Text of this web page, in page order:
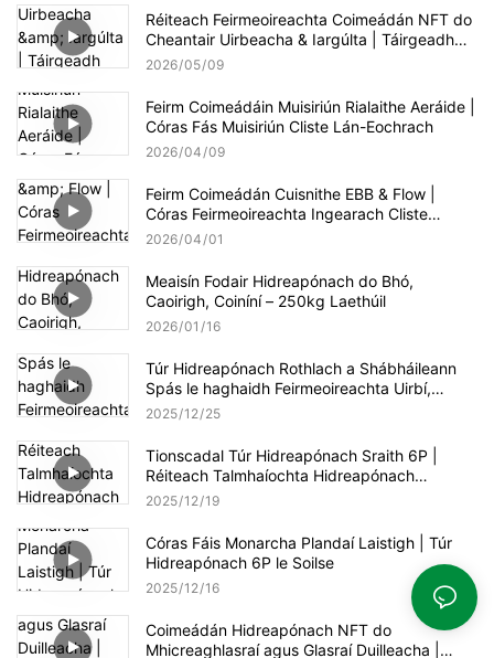
Cothaitheach
Réiteach Feirmeoireachta Coimeádán NFT do
Cheantair Uirbeacha & Iargúlta | Táirgeadh
Cliste Glasraí Duilleacha & Luibheanna
2026 05 09
Feirm Coimeádáin Muisiriún Rialaithe Aeráide |
Córas Fás Muisiriún Cliste Lán-Eochrach
2026 04 09
Feirm Coimeádán Cuisnithe EBB & Flow |
Córas Feirmeoireachta Ingearach Cliste
Tromshaothair
2026 04 01
Meaisín Fodair Hidreapónach do Bhó,
Caoirigh, Coiníní – 250kg Laethúil
2026 01 16
Túr Hidreapónach Rothlach a Shábháileann
Spás le haghaidh Feirmeoireachta Uirbí,
Ingearach agus Cheaptha Teasa
2025 12 25
Tionscadal Túr Hidreapónach Sraith 6P |
Réiteach Talmhaíochta Hidreapónach
Ingearach do Cheaptha Teasa Nua-
2025 12 19
Córas Fáis Monarcha Plandaí Laistigh | Túr
Hidreapónach 6P le Soilse
2025 12 16
Coimeádán Hidreapónach NFT do
Mhicreaghlasraí agus Glasraí Duilleacha |